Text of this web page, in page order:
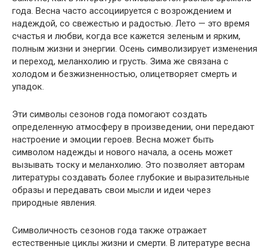
года. Весна часто ассоциируется с возрождением и
надеждой, со свежестью и радостью. Лето — это время
счастья и любви, когда все кажется зеленым и ярким,
полным жизни и энергии. Осень символизирует изменения
и переход, меланхолию и грусть. Зима же связана с
холодом и безжизненностью, олицетворяет смерть и
упадок.
Эти символы сезонов года помогают создать
определенную атмосферу в произведении, они передают
настроение и эмоции героев. Весна может быть
символом надежды и нового начала, а осень может
вызывать тоску и меланхолию. Это позволяет авторам
литературы создавать более глубокие и выразительные
образы и передавать свои мысли и идеи через
природные явления.
Символичность сезонов года также отражает
естественные циклы жизни и смерти. В литературе весна